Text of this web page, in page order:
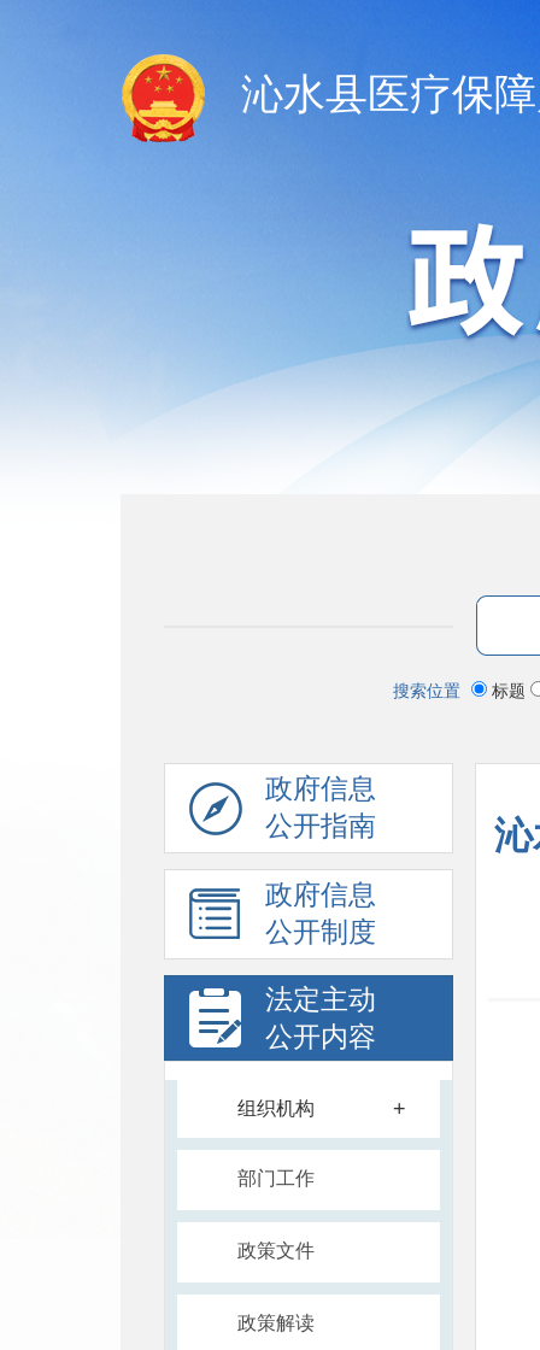
沁水县医疗保
搜索位置 标题
政府信息
公开指南
政府信息
公开制度
法定主动
公开内容
组织机构 +
部门工作
政策文件
政策解读